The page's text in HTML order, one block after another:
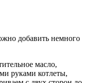
добавить немного
масло,
руками котлеты,